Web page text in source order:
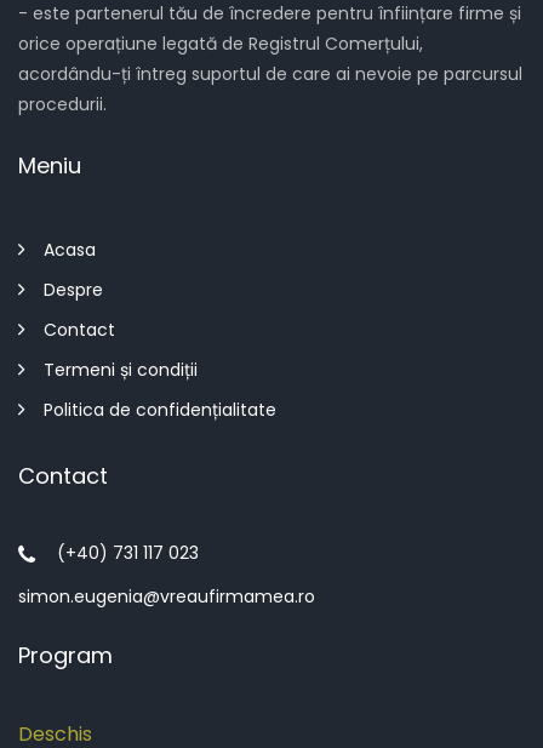
- este partenerul tău de încredere pentru înființare firme și
orice operațiune legată de Registrul Comerțului,
acordându-ți întreg suportul de care ai nevoie pe parcursul
procedurii.
Meniu
Acasa
Despre
Contact
Termeni și condiții
Politica de confidențialitate
Contact
(+40) 731 117 023
simon.eugenia@vreaufirmamea.ro
Program
Deschis